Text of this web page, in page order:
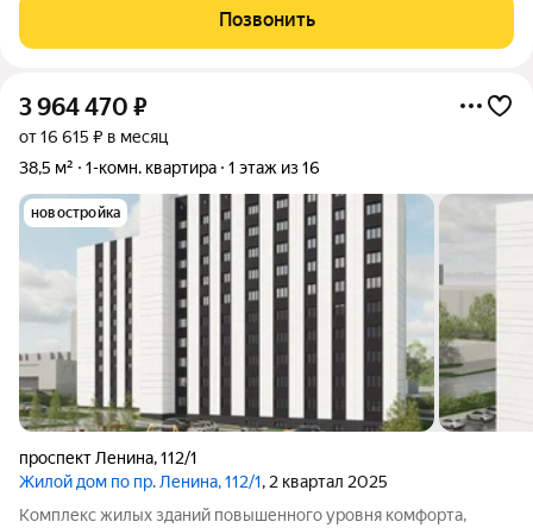
района. Этот светлый и уютный дом, расположенный на 7
этаже восьмиэтажного кирпичного
Позвонить
3 964 470 ₽
от 16 615 ₽ в месяц
38,5 м²
1-комн. квартира 1 этаж из 16
новостройка
проспект Ленина,112/1
Жилой дом по пр. Ленина, 112/1, 2 квартал 2025
Комплекс жилых зданий повышенного уровня комфорта,